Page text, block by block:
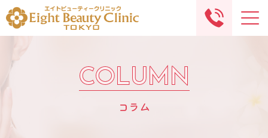
COLUMN
COLUMN
コラム